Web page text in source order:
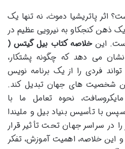
پاتریشیا دموث، نه تنها یک
یک ذهن کنجکاو به نیرویی عظیم در
اینخلاصه کتاب بیل گیتس (
نشان می دهد که چگونه پشتکار،
فردی را از یک برنامه نویس
شخصیت های جهان تبدیل کند.
نحوه تعامل ما با
با تأسیس بنیاد بیل و ملیندا
در سراسر جهان تحت تأثیر قرار
این خلاصه، اهمیت آموزش، تفکر